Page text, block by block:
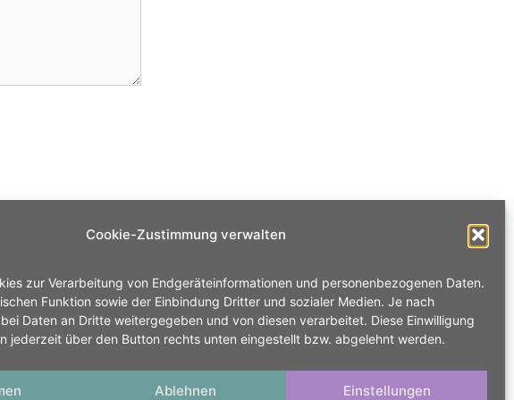
Cookie-Zustimmung verwalten
zur Verarbeitung von Endgeräteinformationen und personenbezogenen Daten.
Funktion sowie der Einbindung Dritter und sozialer Medien. Je nach
Daten an Dritte weitergegeben und von diesen verarbeitet. Diese Einwilligung
jederzeit über den Button rechts unten eingestellt bzw. abgelehnt werden.
Ablehnen Einstellungen